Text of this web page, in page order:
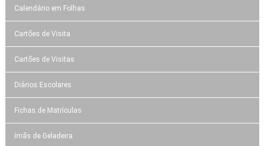
Calendário em Folhas
Cartões de Visita
Cartões de Visitas
Diários Escolares
Fichas de Matrículas
ímãs de Geladeira